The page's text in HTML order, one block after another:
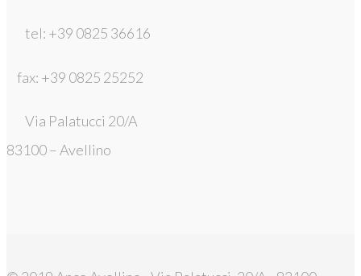
tel: +39 0825 36616
fax: +39 0825 25252
Via Palatucci 20/A
83100 – Avellino